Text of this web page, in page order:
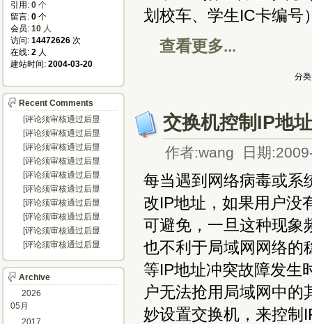
划校车、学生IC卡编号
查看更多...
分
交换机控制IP地
作者:wang 日期
每当遇到网络病毒或系
改IP地址，如果用户没
可避免，一旦这种现象
也不利于局域网网络的
等IP地址冲突故障发生
户无法抢用局域网中
妙设置交换机，来控制
引用: 0 个
留言: 0 个
会员: 10 人
访问: 14472626 次
在线: 2 人
建站时间: 2004-03-20
Recent Comments
[评论须审核通过后显
示...]
[评论须审核通过后显
示...]
[评论须审核通过后显
示...]
[评论须审核通过后显
示...]
[评论须审核通过后显
示...]
[评论须审核通过后显
示...]
[评论须审核通过后显
示...]
[评论须审核通过后显
示...]
[评论须审核通过后显
示...]
[评论须审核通过后显
Archive
2026
05月
2017